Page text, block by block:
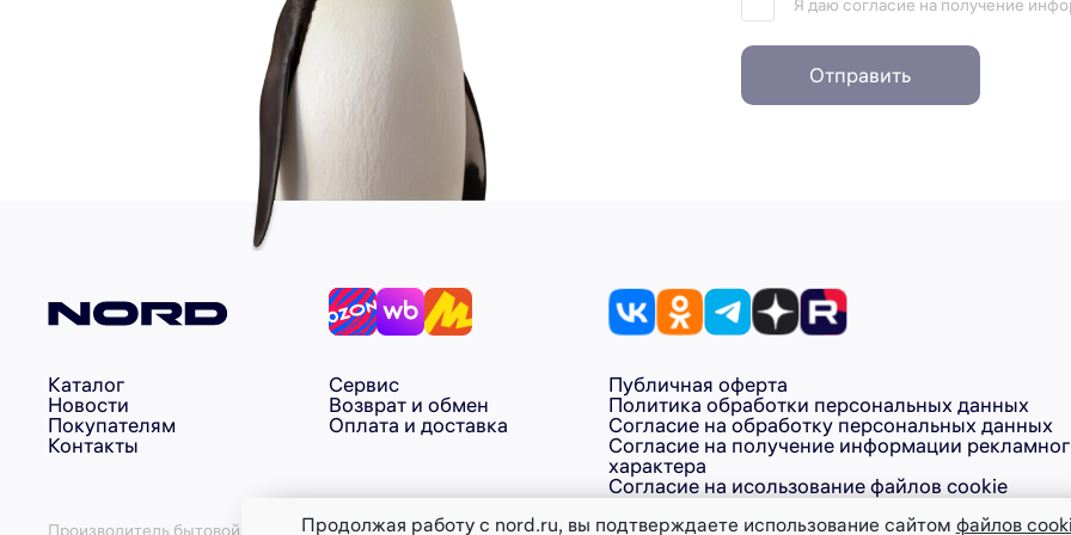
Я даю согласие на получение
Отправить
Каталог
Новости
Покупателям
Контакты
Сервис
Возврат и обмен
Оплата и доставка
Публичная оферта
Политика обработки персональных данных
Согласие на обработку персональных данных
Согласие на получение информации
характера
Согласие на исользование файлов cookie
Производитель бытовой техники ИНН - 6147022893 ОГРН - 1046147000437 ТМ NORD – ООО «Диорит-Технис» +7 (999) 577-
Продолжая работу с nord.ru, вы подтверждаете использование сайтом файлов